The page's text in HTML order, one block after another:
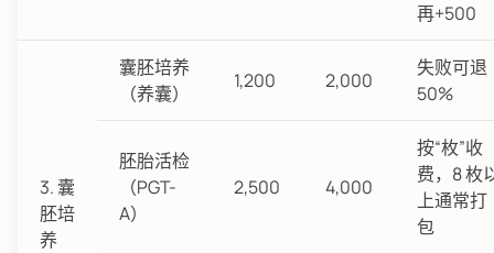
再+500
3. 囊
胚培
养
囊胚培养
（养囊）
1,200 2,000
失败可退
50%
胚胎活检
（PGT-
A）
2,500 4,000
按“枚”收
费，8 枚
上通常打
包